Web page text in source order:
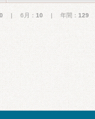
| 6月： 10 | 年間： 129